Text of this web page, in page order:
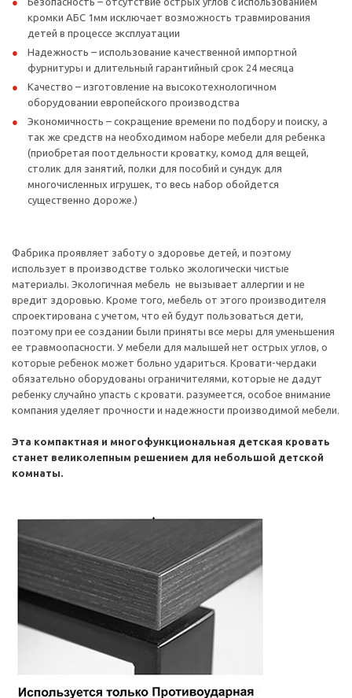
кромки АБС 1мм исключает возможность травмирования
детей в процессе эксплуатации
Надежность – использование качественной импортной
фурнитуры и длительный гарантийный срок 24 месяца
Качество – изготовление на высокотехнологичном
оборудовании европейского производства
Экономичность – сокращение времени по подбору и поиску, а
так же средств на необходимом наборе мебели для ребенка
(приобретая поотдельности кроватку, комод для вещей,
столик для занятий, полки для пособий и сундук для
многочисленных игрушек, то весь набор обойдется
существенно дороже.)
Фабрика проявляет заботу о здоровье детей, и поэтому
использует в производстве только экологически чистые
материалы. Экологичная мебель не вызывает аллергии и не
вредит здоровью. Кроме того, мебель от этого производителя
спроектирована с учетом, что ей будут пользоваться дети,
поэтому при ее создании были приняты все меры для уменьшения
ее травмоопасности. У мебели для малышей нет острых углов, о
которые ребенок может больно удариться. Кровати-чердаки
обязательно оборудованы ограничителями, которые не дадут
ребенку случайно упасть с кровати. разумеется, особое внимание
компания уделяет прочности и надежности производимой мебели.
Эта компактная и многофункциональная детская кровать
станет великолепным решением для небольшой детской
комнаты.